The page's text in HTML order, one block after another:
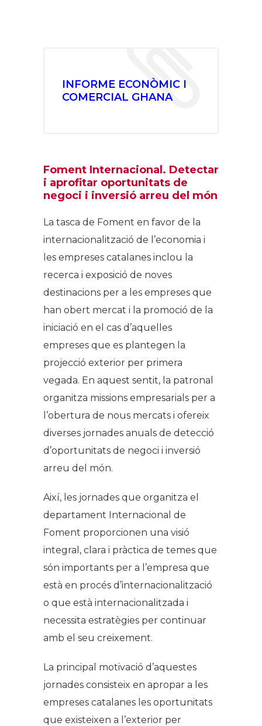
INFORME ECONÒMIC I
COMERCIAL GHANA
Foment Internacional. Detectar
i aprofitar oportunitats de
negoci i inversió arreu del món
La tasca de Foment en favor de la
internacionalització de l’economia i
les empreses catalanes inclou la
recerca i exposició de noves
destinacions per a les empreses que
han obert mercat i la promoció de la
iniciació en el cas d’aquelles
empreses que es plantegen la
projecció exterior per primera
vegada. En aquest sentit, la patronal
organitza missions empresarials per a
l’obertura de nous mercats i ofereix
diverses jornades anuals de detecció
d’oportunitats de negoci i inversió
arreu del món.
Així, les jornades que organitza el
departament Internacional de
Foment proporcionen una visió
integral, clara i pràctica de temes que
són importants per a l’empresa que
està en procés d’internacionalització
o que està internacionalitzada i
necessita estratègies per continuar
amb el seu creixement.
La principal motivació d’aquestes
jornades consisteix en apropar a les
empreses catalanes les oportunitats
que existeixen a l’exterior per